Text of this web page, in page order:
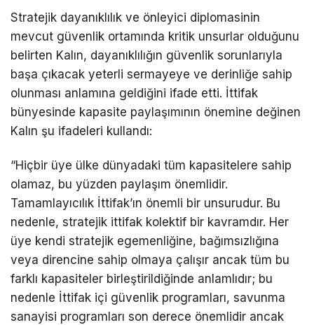
Stratejik dayanıklılık ve önleyici diplomasinin
mevcut güvenlik ortamında kritik unsurlar olduğunu
belirten Kalın, dayanıklılığın güvenlik sorunlarıyla
başa çıkacak yeterli sermayeye ve derinliğe sahip
olunması anlamına geldiğini ifade etti. İttifak
bünyesinde kapasite paylaşımının önemine değinen
Kalın şu ifadeleri kullandı:
“Hiçbir üye ülke dünyadaki tüm kapasitelere sahip
olamaz, bu yüzden paylaşım önemlidir.
Tamamlayıcılık İttifak’ın önemli bir unsurudur. Bu
nedenle, stratejik ittifak kolektif bir kavramdır. Her
üye kendi stratejik egemenliğine, bağımsızlığına
veya direncine sahip olmaya çalışır ancak tüm bu
farklı kapasiteler birleştirildiğinde anlamlıdır; bu
nedenle İttifak içi güvenlik programları, savunma
sanayisi programları son derece önemlidir ancak